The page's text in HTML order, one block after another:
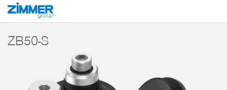
Start Produkte
ZB50-S